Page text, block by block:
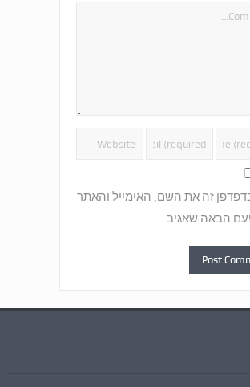
זה את השם, האימייל והאתר
הבאה שאגיב.